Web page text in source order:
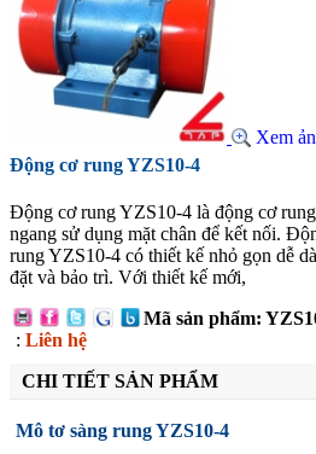
Xem
Động cơ rung YZS10-4
Động cơ rung YZS10-4 là động cơ
ngang sử dụng mặt chân để kết nối.
rung YZS10-4 có thiết kế nhỏ gọn dễ
đặt và bảo trì. Với thiết kế mới,
Mã sản phẩm:
: Liên hệ
CHI TIẾT SẢN PHẨM
Mô tơ sàng rung YZS10-4